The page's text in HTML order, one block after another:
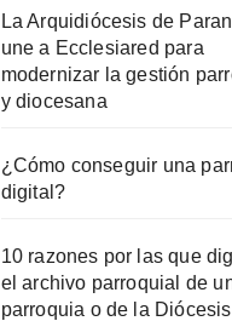
La Arquidiócesis de
une a Ecclesiared para
modernizar la gestión
y diocesana
¿Cómo conseguir una
digital?
10 razones por las que
el archivo parroquial de
parroquia o de la Diócesis